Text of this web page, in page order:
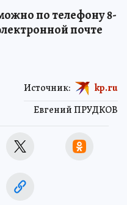
по телефону 8-
почте
Евгений ПРУДКОВ
Источник: kp.ru